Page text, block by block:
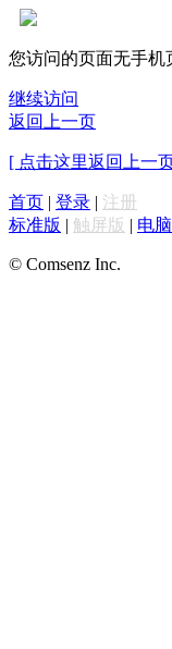
您访问的页面无手机
继续访问
返回上一页
[ 点击这里返回上一
首页 | 登录 | 注册
标准版 | 触屏版 | 电
© Comsenz Inc.